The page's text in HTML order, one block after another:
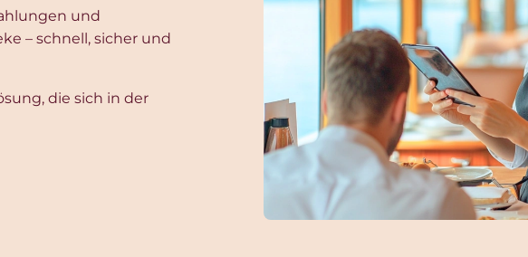
und
– schnell, sicher und
die sich in der